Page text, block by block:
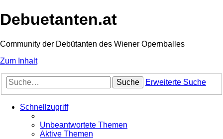
Debuetanten.at
Community der Debütanten des Wiener Opernballes
Zum Inhalt
Suche Erweiterte Suche
Schnellzugriff
Unbeantwortete Themen
Aktive Themen